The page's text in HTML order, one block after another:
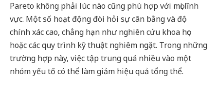
Pareto không phải lúc nào cũng phù hợp với mọi lĩnh
vực. Một số hoạt động đòi hỏi sự cân bằng và độ
chính xác cao, chẳng hạn như nghiên cứu khoa học
hoặc các quy trình kỹ thuật nghiêm ngặt. Trong những
trường hợp này, việc tập trung quá nhiều vào một
nhóm yếu tố có thể làm giảm hiệu quả tổng thể.